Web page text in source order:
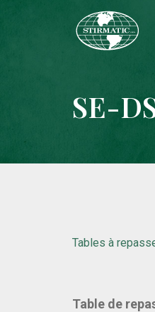
SE-
Tables à
Table de